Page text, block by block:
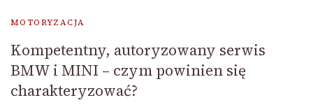
MOTORYZACJA
Kompetentny, autoryzowany serwis
BMW i MINI – czym powinien się
charakteryzować?